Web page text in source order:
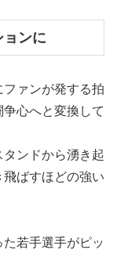
ンに
ァンが発する拍
心へと変換して
ンドから湧き起
ばすほどの強い
若手選手がピッ